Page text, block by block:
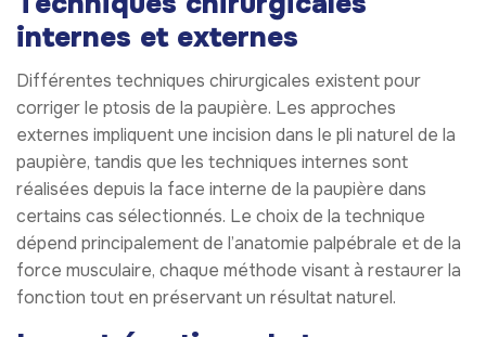
internes et externes
Différentes techniques chirurgicales existent pour
corriger le ptosis de la paupière. Les approches
externes impliquent une incision dans le pli naturel de la
paupière, tandis que les techniques internes sont
réalisées depuis la face interne de la paupière dans
certains cas sélectionnés. Le choix de la technique
dépend principalement de l’anatomie palpébrale et de la
force musculaire, chaque méthode visant à restaurer la
fonction tout en préservant un résultat naturel.